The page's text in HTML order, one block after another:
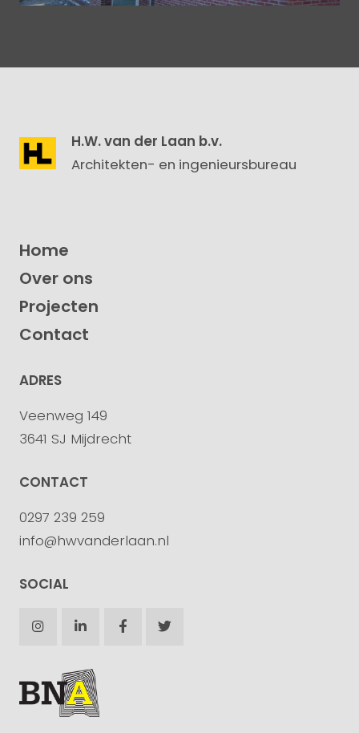
H.W. van der Laan b.v.
Architekten- en ingenieursbureau
Home
Over ons
Projecten
Contact
ADRES
Veenweg 149
3641 SJ Mijdrecht
CONTACT
0297 239 259
info@hwvanderlaan.nl
SOCIAL